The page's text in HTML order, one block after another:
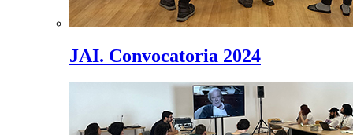
JAI. Convocatoria 2024